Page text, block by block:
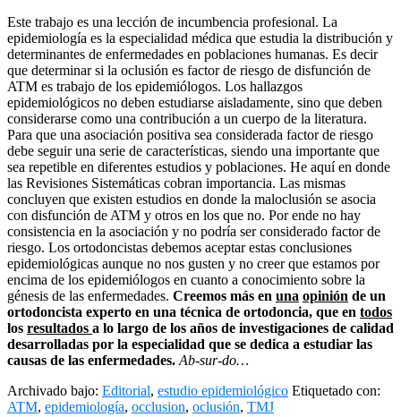
Este trabajo es una lección de incumbencia profesional. La
epidemiología es la especialidad médica que estudia la distribución y
determinantes de enfermedades en poblaciones humanas. Es decir
que determinar si la oclusión es factor de riesgo de disfunción de
ATM es trabajo de los epidemiólogos. Los hallazgos
epidemiológicos no deben estudiarse aisladamente, sino que deben
considerarse como una contribución a un cuerpo de la literatura.
Para que una asociación positiva sea considerada factor de riesgo
debe seguir una serie de características, siendo una importante que
sea repetible en diferentes estudios y poblaciones. He aquí en donde
las Revisiones Sistemáticas cobran importancia. Las mismas
concluyen que existen estudios en donde la maloclusión se asocia
con disfunción de ATM y otros en los que no. Por ende no hay
consistencia en la asociación y no podría ser considerado factor de
riesgo. Los ortodoncistas debemos aceptar estas conclusiones
epidemiológicas aunque no nos gusten y no creer que estamos por
encima de los epidemiólogos en cuanto a conocimiento sobre la
génesis de las enfermedades. Creemos más en una opinión de un
ortodoncista experto en una técnica de ortodoncia, que en todos
los resultados a lo largo de los años de investigaciones de calidad
desarrolladas por la especialidad que se dedica a estudiar las
causas de las enfermedades. Ab-sur-do…
Archivado bajo: Editorial, estudio epidemiológico Etiquetado con:
ATM, epidemiología, occlusion, oclusión, TMJ